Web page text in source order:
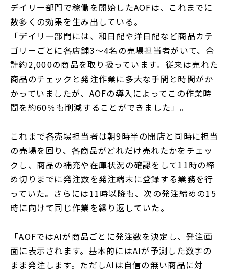
デイリー部門で稼働を開始したAOFは、これまでに
数多くの効果を生み出している。
「デイリー部門には、和日配や洋日配など商品カテ
ゴリーごとに各店舗3～4名の売場担当者がいて、合
計約2,000の商品を取り扱っています。従来は売れた
商品のチェックと発注作業に多大な手間と時間がか
かっていましたが、AOFの導入によってこの作業時
間を約60％も削減することができました」。
これまで各売場担当者は朝9時半の開店と同時に担当
の売場を回り、各商品がどれだけ売れたかをチェッ
クし、商品の補充や在庫状況の確認をして11時の締
め切りまでに発注数を発注端末に登録する業務を行
っていた。さらには11時以降も、次の発注締めの15
時に向けて同じ作業を繰り返していた。
「AOFではAIが商品ごとに発注数を決定し、発注画
面に表示されます。基本的にはAIが予測した数字の
まま発注します。ただしAIは自信の無い商品に対